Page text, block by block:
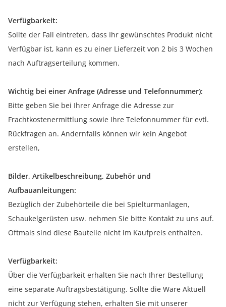
Verfügbarkeit:
Sollte der Fall eintreten, dass Ihr gewünschtes Produkt nicht
Verfügbar ist, kann es zu einer Lieferzeit von 2 bis 3 Wochen
nach Auftragserteilung kommen.
Wichtig bei einer Anfrage (Adresse und Telefonnummer):
Bitte geben Sie bei Ihrer Anfrage die Adresse zur
Frachtkostenermittlung sowie Ihre Telefonnummer für evtl.
Rückfragen an. Andernfalls können wir kein Angebot
erstellen,
Bilder, Artikelbeschreibung, Zubehör und
Aufbauanleitungen:
Bezüglich der Zubehörteile die bei Spielturmanlagen,
Schaukelgerüsten usw. nehmen Sie bitte Kontakt zu uns auf.
Oftmals sind diese Bauteile nicht im Kaufpreis enthalten.
Verfügbarkeit:
Über die Verfügbarkeit erhalten Sie nach Ihrer Bestellung
eine separate Auftragsbestätigung. Sollte die Ware Aktuell
nicht zur Verfügung stehen, erhalten Sie mit unserer